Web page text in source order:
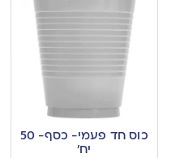
כוס חד פעמי- כסף- 50
יח’